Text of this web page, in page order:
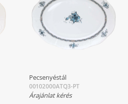
Pecsenyéstál
00102000ATQ3-PT
Árajánlat kérés